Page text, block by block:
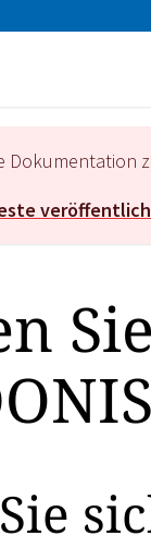
Dokumentation